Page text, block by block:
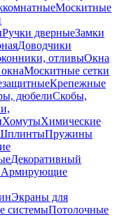
Москитные
Ручки дверныеЗамки
Доводчики
отливыОкна
Москитные сетки
Крепежные
дюбелиСкобы,
ХомутыХимические
Пружины
Декоративный
Армирующие
Экраны для
системыПотолочные